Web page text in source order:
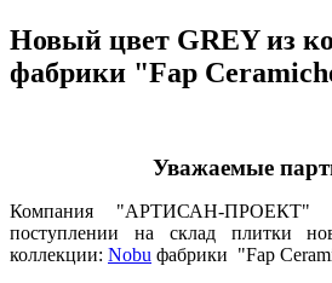
Новый цвет GREY из
фабрики "Fap
Уважаемые
Компания "АРТИСАН-ПРОЕКТ"
поступлении на склад плитки
коллекции: Nobu фабрики "Fap